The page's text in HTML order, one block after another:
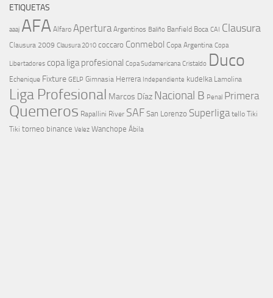
ETIQUETAS
aaaj AFA Alfaro Apertura Argentinos Baliño Banfield Boca CAI Clausura
Clausura 2009 Clausura 2010 coccaro Conmebol Copa Argentina Copa
Libertadores copa liga profesional Copa Sudamericana Cristaldo Duco
Echenique Fixture GELP Gimnasia Herrera Independiente kudelka Lamolina
Liga Profesional Marcos Díaz Nacional B Penal Primera
Quemeros Rapallini River SAF San Lorenzo Superliga tello Tiki
Tiki torneo binance Velez Wanchope Ábila